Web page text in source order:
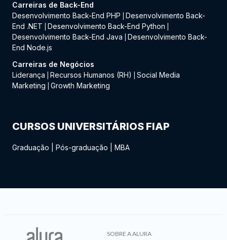
Carreiras de Back-End
Desenvolvimento Back-End PHP
Desenvolvimento Back-
End .NET
Desenvolvimento Back-End Python
Desenvolvimento Back-End Java
Desenvolvimento Back-
End Node.js
Carreiras de Negócios
Liderança
Recursos Humanos (RH)
Social Media
Marketing
Growth Marketing
CURSOS UNIVERSITÁRIOS FIAP
Graduação Pós-graduação MBA
SOBRE A ALURA